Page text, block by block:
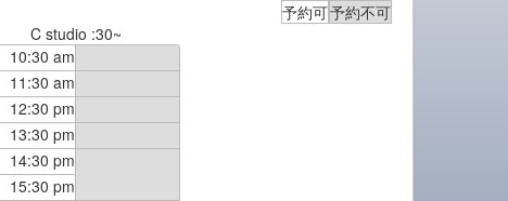
予約可予約不可
C studio :30~
10:30 am
11:30 am
12:30 pm
13:30 pm
14:30 pm
15:30 pm